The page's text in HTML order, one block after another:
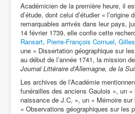
Académicien de la première heure, il
d’étude, dont celui d’étudier «
remarquables arrivés dans leur pays,
14 février 1739, elle confie cette
Ransart, Pierre-François Cornuel,
une « Dissertation géographique sur
au début de l’année 1741, la mission
Journal Littéraire d’Allemagne, de la
Les archives de l’Académie
funérailles des anciens Gaulois », un
naissance de J.C, », un « Mémoire sur
« Observations géographiques sur les